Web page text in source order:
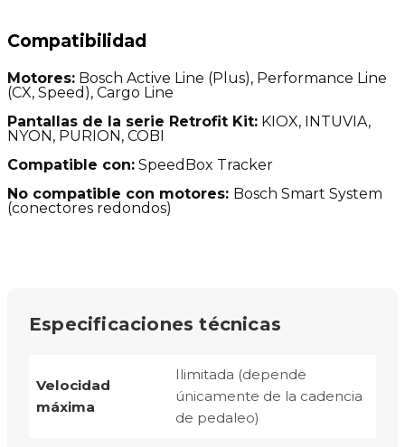
Compatibilidad
Motores: Bosch Active Line (Plus), Performance Line
(CX, Speed), Cargo Line
Pantallas de la serie Retrofit Kit: KIOX, INTUVIA,
NYON, PURION, COBI
Compatible con: SpeedBox Tracker
No compatible con motores: Bosch Smart System
(conectores redondos)
Especificaciones técnicas
Velocidad
máxima
Ilimitada (depende
únicamente de la cadencia
de pedaleo)